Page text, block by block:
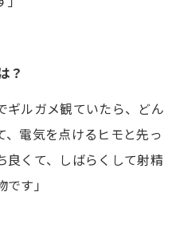
？
ギルガメ観ていたら、どん
、電気を点けるヒモと先っ
くて、しばらくして射精
す」